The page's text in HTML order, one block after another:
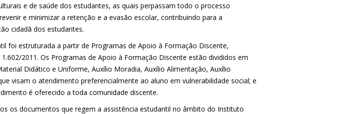
e de saúde dos estudantes, as quais perpassam todo o processo
e minimizar a retenção e a evasão escolar, contribuindo para a
cidadã dos estudantes.
foi estruturada a partir de Programas de Apoio à Formação Discente,
2011. Os Programas de Apoio à Formação Discente estão divididos em
Didático e Uniforme, Auxílio Moradia, Auxílio Alimentação, Auxílio
visam o atendimento preferencialmente ao aluno em vulnerabilidade social; e
é oferecido a toda comunidade discente.
os documentos que regem a assistência estudantil no âmbito do Instituto